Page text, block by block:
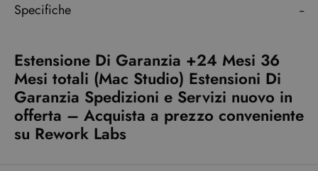
Specifiche
Estensione Di Garanzia +24 Mesi 36
Mesi totali (Mac Studio) Estensioni Di
Garanzia Spedizioni e Servizi nuovo in
offerta – Acquista a prezzo conveniente
su Rework Labs